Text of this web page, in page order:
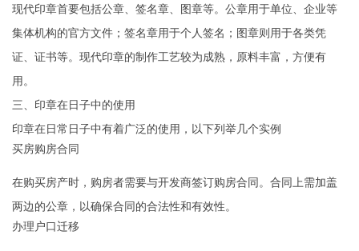
现代印章首要包括公章、签名章、图章等。公章用于单位、企业等
集体机构的官方文件；签名章用于个人签名；图章则用于各类凭
证、证书等。现代印章的制作工艺较为成熟，原料丰富，方便有
用。
三、印章在日子中的使用
印章在日常日子中有着广泛的使用，以下列举几个实例
买房购房合同
在购买房产时，购房者需要与开发商签订购房合同。合同上需加盖
两边的公章，以确保合同的合法性和有效性。
办理户口迁移